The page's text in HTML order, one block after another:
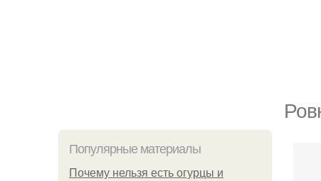
Популярные материалы
Почему нельзя есть огурцы и